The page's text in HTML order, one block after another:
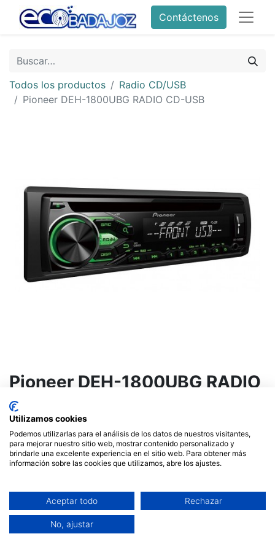
Contáctenos
Todos los productos
Radio CD/USB
Pioneer DEH-1800UBG RADIO CD-USB
Pioneer DEH-1800UBG RADIO
CD-USB
99,99€
Fuera de stock
disponible
Términos y condiciones
Utilizamos cookies
Podemos utilizarlas para el análisis de los datos de nuestros visitantes,
para mejorar nuestro sitio web, mostrar contenido personalizado y
brindarle una excelente experiencia en el sitio web. Para obtener más
información sobre las cookies que utilizamos, abre los ajustes.
Aceptar todo Rechazar
No, ajustar